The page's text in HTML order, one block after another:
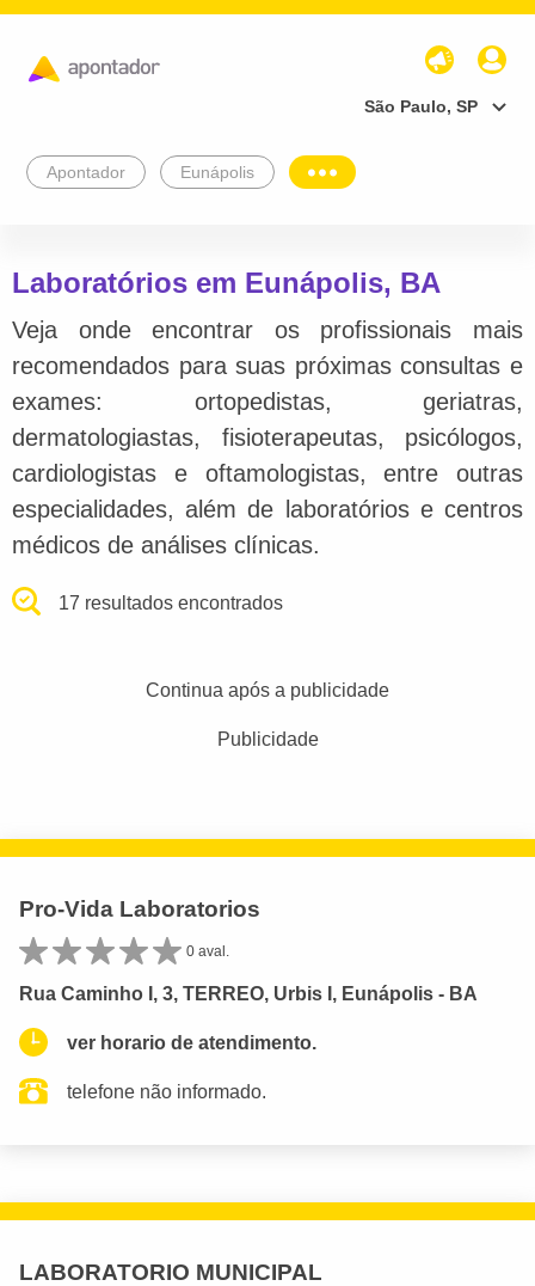
São Paulo, SP
Apontador Eunápolis
Laboratórios em Eunápolis, BA
Veja onde encontrar os profissionais mais
recomendados para suas próximas consultas e
exames: ortopedistas, geriatras,
dermatologiastas, fisioterapeutas, psicólogos,
cardiologistas e oftamologistas, entre outras
especialidades, além de laboratórios e centros
médicos de análises clínicas.
17 resultados encontrados
Continua após a publicidade
Publicidade
Pro-Vida Laboratorios
0 aval.
Rua Caminho I, 3, TERREO, Urbis I, Eunápolis - BA
ver horario de atendimento.
telefone não informado.
LABORATORIO MUNICIPAL